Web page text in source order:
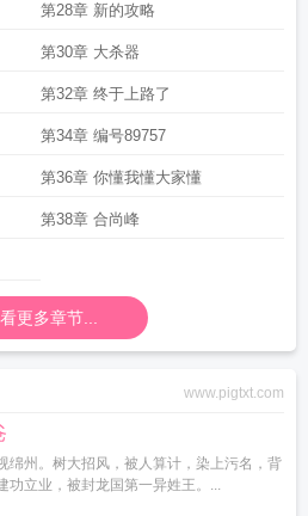
第28章 新的攻略
第30章 大杀器
第32章 终于上路了
第34章 编号89757
第36章 你懂我懂大家懂
第38章 合尚峰
更多章节...
www.pigtxt.com
绵州。树大招风，被人算计，染上污名，背
功立业，被封龙国第一异姓王。...